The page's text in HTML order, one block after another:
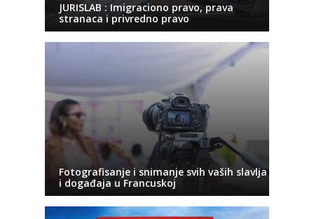
JURISLAB : Imigraciono pravo, prava
stranaca i privredno pravo
Fotografisanje i snimanje svih vaših slavlja
i događaja u Francuskoj